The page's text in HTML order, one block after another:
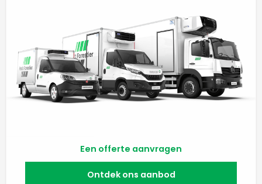
Een offerte aanvragen
Ontdek ons aanbod